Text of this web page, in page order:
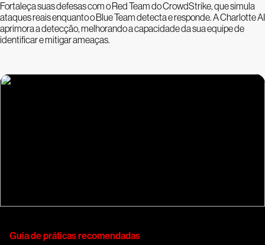
Fortaleça suas defesas com o Red Team do CrowdStrike, que simula
ataques reais enquanto o Blue Team detecta e responde. A Charlotte AI
aprimora a detecção, melhorando a capacidade da sua equipe de
identificar e mitigar ameaças.
Guia de práticas recomendadas